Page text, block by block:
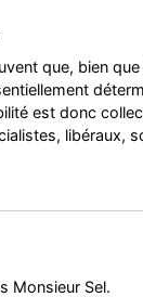
que, bien
est donc
libéraux,
Monsieur Sel.